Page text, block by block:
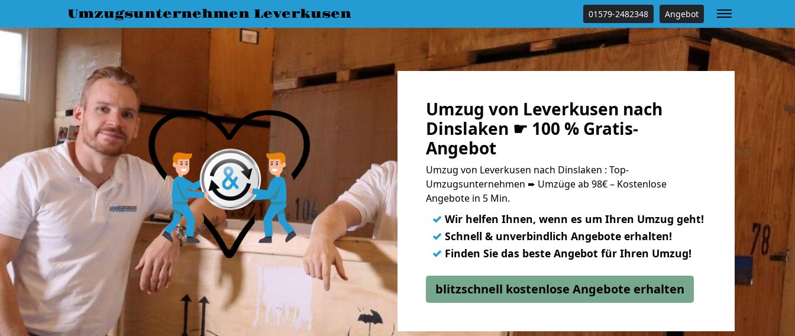
Umzugsunternehmen Leverkusen 01579-2482348 Angebot
Umzug von Leverkusen nach
Dinslaken ☛ 100 % Gratis-
Angebot
Umzug von Leverkusen nach Dinslaken : Top-
Umzugsunternehmen ➨ Umzüge ab 98€ – Kostenlose
Angebote in 5 Min.
✓ Wir helfen Ihnen, wenn es um Ihren Umzug geht!
✓ Schnell & unverbindlich Angebote erhalten!
✓ Finden Sie das beste Angebot für Ihren Umzug!
blitzschnell kostenlose Angebote erhalten